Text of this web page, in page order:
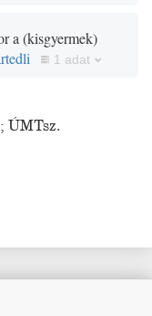
a (kisgyermek)
1 adat
; ÚMTsz.